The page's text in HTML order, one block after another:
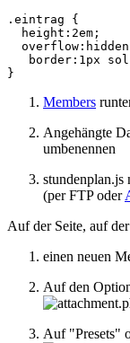
.eintrag {
  height:2em;
border:1px
}
Members
Angehängte
umbenennen
stundenplan.js
(per FTP oder
Auf der Seite, auf
einen neuen
Auf den
Auf "Presets"